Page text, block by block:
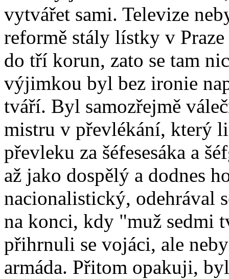
vytvářet sami. Televize
reformě stály lístky v
do tří korun, zato se tam
výjimkou byl bez ironie
tváří. Byl samozřejmě
mistru v převlékání, který
převleku za šéfesesáka a
až jako dospělý a dodnes
nacionalistický, odehrával
na konci, kdy "muž sedmi
přihrnuli se vojáci, ale
armáda. Přitom opakuji,